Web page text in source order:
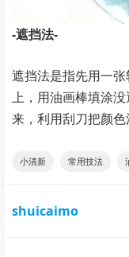
-遮挡法-
遮挡法是指先用一
上，用油画棒填涂
来，利用刮刀把颜色
小清新 常用技法
shuicaimo